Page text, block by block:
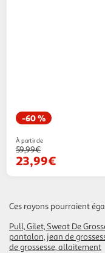
-60 %
À partir de
59,99€
23,99€
Ces rayons pourraient
Pull, Gilet, Sweat De
pantalon, jean de
de grossesse, allaitement